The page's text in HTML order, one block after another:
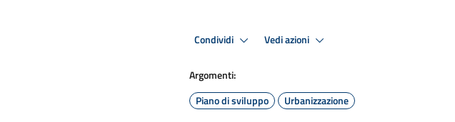
Condividi Vedi azioni
Argomenti:
Piano di sviluppo
Urbanizzazione